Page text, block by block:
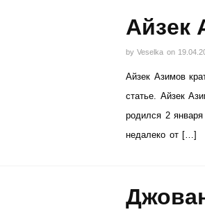
Айзек
byVeselka on
Айзек Азимов
статье. Айзек
родился 2
недалеко от […]